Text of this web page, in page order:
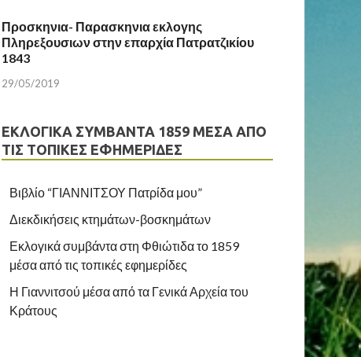
Προσκηνια- Παρασκηνια εκλογης
Πληρεξουσιων στην επαρχία Πατρατζικίου
1843
29/05/2019
ΕΚΛΟΓΙΚΆ ΣΥΜΒΆΝΤΑ 1859 ΜΈΣΑ ΑΠΌ
ΤΙΣ ΤΟΠΙΚΈΣ ΕΦΗΜΕΡΊΔΕΣ
Βιβλίο “ΓΙΑΝΝΙΤΣΟΥ Πατρίδα μου”
Διεκδικήσεις κτημάτων-βοσκημάτων
Εκλογικά συμβάντα στη Φθιώτιδα το 1859
μέσα από τις τοπικές εφημερίδες
Η Γιαννιτσού μέσα από τα Γενικά Αρχεία του
Κράτους